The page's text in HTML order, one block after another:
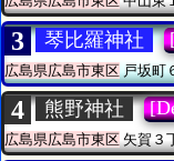
3 琴比羅神社
広島県広島市東区戸坂町
4 熊野神社
広島県広島市東区 矢賀３